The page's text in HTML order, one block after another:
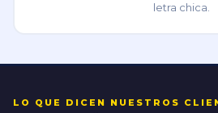
letra chica.
LO QUE DICEN NUESTROS